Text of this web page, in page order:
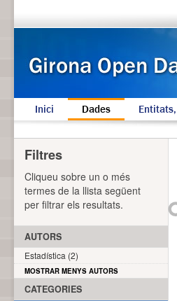
Inici Dades
Filtres
Cliqueu sobre un o més
termes de la llista següent
per filtrar els resultats.
AUTORS
Estadística (2)
MOSTRAR MENYS AUTORS
CATEGORIES